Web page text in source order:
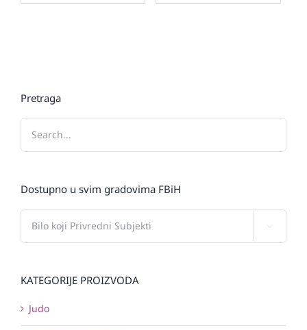
Pretraga
Dostupno u svim gradovima FBiH
KATEGORIJE PROIZVODA
Judo